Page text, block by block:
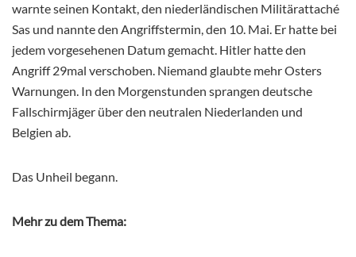
warnte seinen Kontakt, den niederländischen Militärattaché
Sas und nannte den Angriffstermin, den 10. Mai. Er hatte bei
jedem vorgesehenen Datum gemacht. Hitler hatte den
Angriff 29mal verschoben. Niemand glaubte mehr Osters
Warnungen. In den Morgenstunden sprangen deutsche
Fallschirmjäger über den neutralen Niederlanden und
Belgien ab.
Das Unheil begann.
Mehr zu dem Thema: